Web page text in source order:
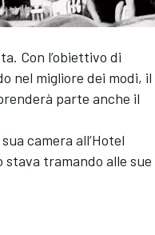
Con l’obiettivo di
nel migliore dei modi, il
parte anche il
camera all’Hotel
tramando alle sue